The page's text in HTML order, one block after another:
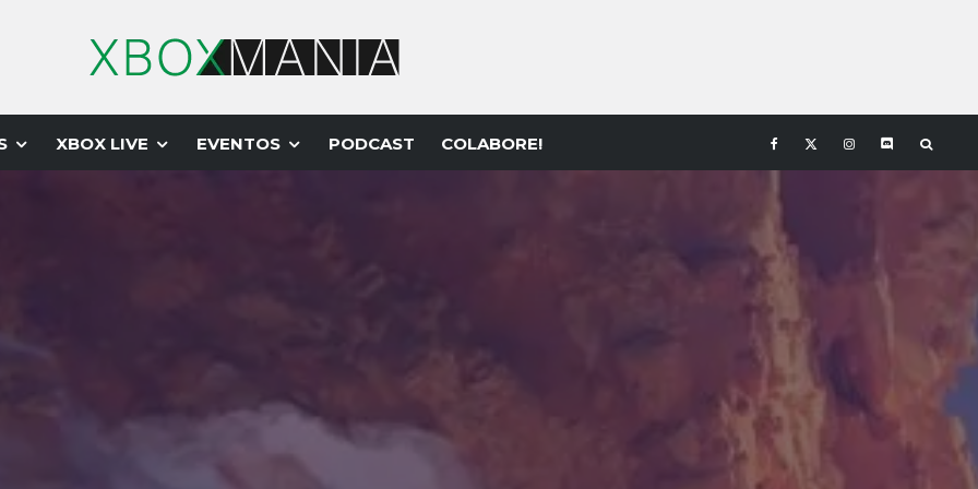
XBOX LIVE EVENTOS PODCAST COLABORE!